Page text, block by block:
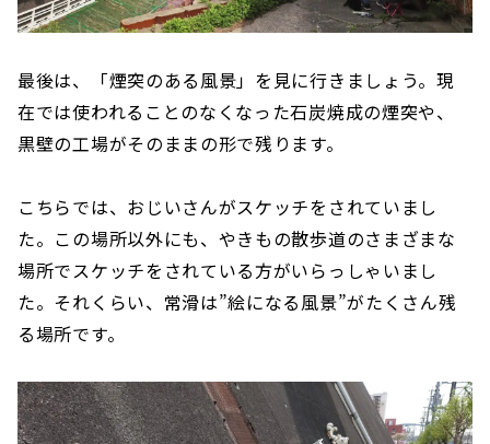
最後は、「煙突のある風景」を見に行きましょう。現
在では使われることのなくなった石炭焼成の煙突や、
黒壁の工場がそのままの形で残ります。
こちらでは、おじいさんがスケッチをされていまし
た。この場所以外にも、やきもの散歩道のさまざまな
場所でスケッチをされている方がいらっしゃいまし
た。それくらい、常滑は”絵になる風景”がたくさん残
る場所です。